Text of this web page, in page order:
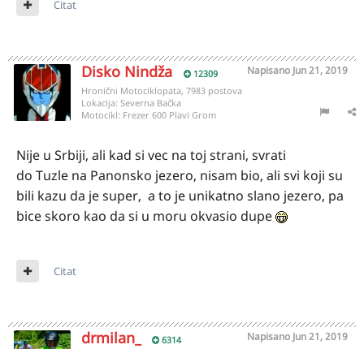
Citat
Disko Nindža 12309 Napisano Jun 21, 2019
Hronični Motociklopata, 7983 postova
Lokacija: Severna Bačka
Motocikl: Frezer 600 Plavi Grom
Nije u Srbiji, ali kad si vec na toj strani, svrati
do Tuzle na Panonsko jezero, nisam bio, ali svi koji su
bili kazu da je super, a to je unikatno slano jezero, pa
bice skoro kao da si u moru okvasio dupe
Citat
drmilan_ 6314 Napisano Jun 21, 2019